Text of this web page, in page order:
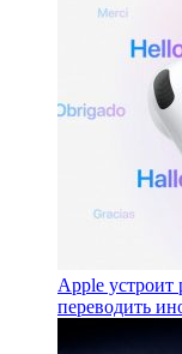
Apple
переводить